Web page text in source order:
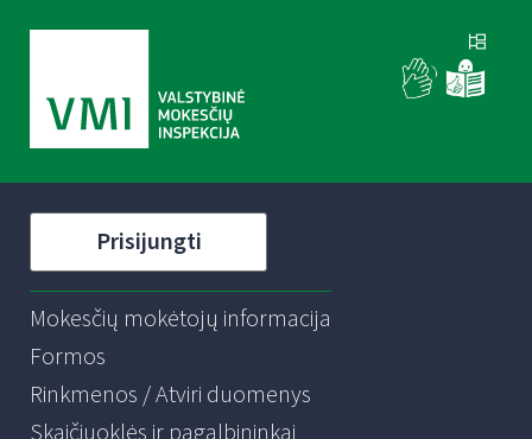
Prisijungti
Mokesčių mokėtojų informacija
Formos
Rinkmenos / Atviri duomenys